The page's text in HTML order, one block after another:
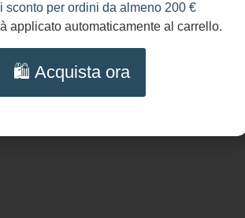
LEAD FREE
sconto per ordini da almeno 200 €
applicato automaticamente al carrello.
🛍️ Acquista ora